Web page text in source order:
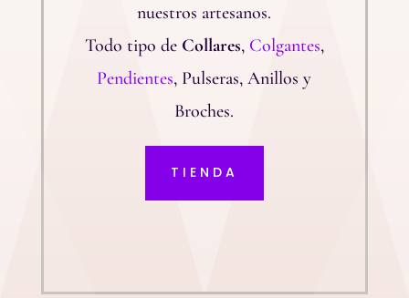
nuestros artesanos.
Todo tipo de Collares, Colgantes,
Pendientes, Pulseras, Anillos y
Broches.
TIENDA